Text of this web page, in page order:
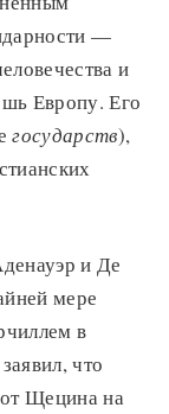
—
и
Европу. Его
государств),
и Де
мере
в
что
от Щецина на